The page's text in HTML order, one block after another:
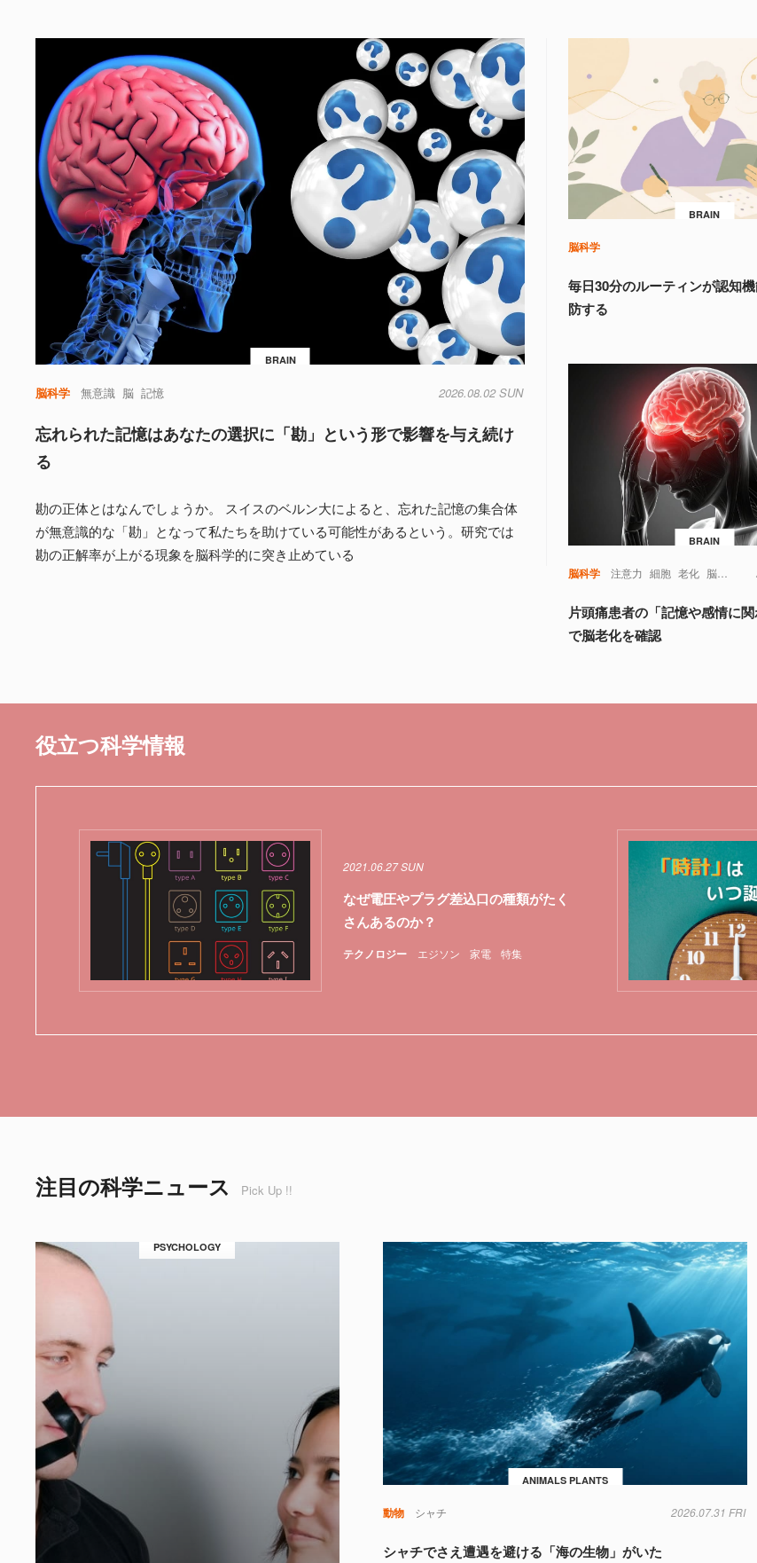
BRAIN
脳科学 無意識 脳 記憶 2026.08.02 SUN
忘れられた記憶はあなたの選択に「勘」という形で影響を与え続け
る
勘の正体とはなんでしょうか。 スイスのベルン大によると、忘れた記憶の集合体
が無意識的な「勘」となって私たちを助けている可能性があるという。研究では
勘の正解率が上がる現象を脳科学的に突き止めている
BRAIN
脳科学
毎日30分のルーティンが認知
防する
BRAIN
脳科学 注意力 細胞 老化 脳
片頭痛患者の「記憶や感情に関
で脳老化を確認
役立つ科学情報
テクノロジー エジソン 家電 特集
2021.06.27 SUN
なぜ電圧やプラグ差込口の種類がたく
さんあるのか？
注目の科学ニュース Pick Up !!
PSYCHOLOGY
ANIMALS PLANTS
動物 シャチ 2026.07.31 FRI
シャチでさえ遭遇を避ける「海の生物」がいた